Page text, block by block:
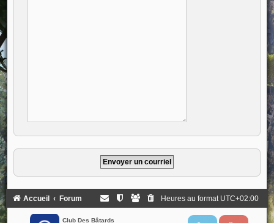
Accueil Forum Heures au format UTC+02:00
Club Des Bâtards